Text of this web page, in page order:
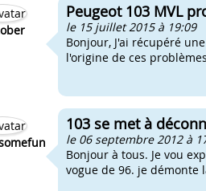
Peugeot 103 MVL
le 15 juillet 2015 à 19:09
Bonjour, J'ai récupéré
l'origine de ces
103 se met à
le 06 septembre 2012 à
Bonjour à tous. Je vou
vogue de 96. je démonte